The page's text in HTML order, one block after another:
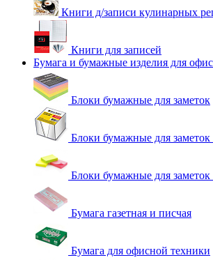
Книги д/записи кулинарных
Книги для записей
Бумага и бумажные изделия для
Блоки бумажные для заметок
Блоки бумажные для заметок
Блоки бумажные для заметок
Бумага газетная и писчая
Бумага для офисной техники